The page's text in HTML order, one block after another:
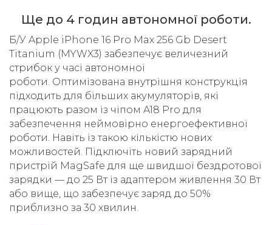
Ще до 4 годин автономної роботи.
Б/У Apple iPhone 16 Pro Max 256 Gb Desert
Titanium (MYWX3) забезпечує величезний
стрибок у часі автономної
роботи. Оптимізована внутрішня конструкція
підходить для більших акумуляторів, які
працюють разом із чіпом A18 Pro для
забезпечення неймовірно енергоефективної
роботи. Навіть із такою кількістю нових
можливостей. Підключіть новий зарядний
пристрій MagSafe для ще швидшої бездротової
зарядки — до 25 Вт із адаптером живлення 30 Вт
або вище, що забезпечує заряд до 50%
приблизно за 30 хвилин.